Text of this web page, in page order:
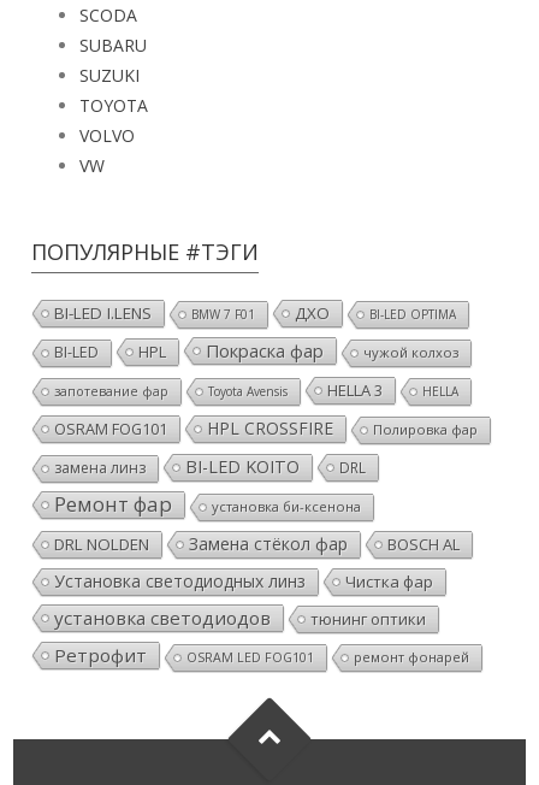
SCODA
SUBARU
SUZUKI
TOYOTA
VOLVO
VW
ПОПУЛЯРНЫЕ #ТЭГИ
BI-LED I.LENS BMW 7 F01 ДХО BI-LED OPTIMA
BI-LED HPL Покраска фар чужой колхоз
запотевание фар Toyota Avensis HELLA 3 HELLA
OSRAM FOG101 HPL CROSSFIRE Полировка фар
замена линз BI-LED KOITO DRL
Ремонт фар установка би-ксенона
DRL NOLDEN Замена стёкол фар BOSCH AL
Установка светодиодных линз Чистка фар
установка светодиодов тюнинг оптики
Ретрофит OSRAM LED FOG101 ремонт фонарей